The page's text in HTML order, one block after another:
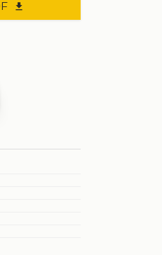
file_download